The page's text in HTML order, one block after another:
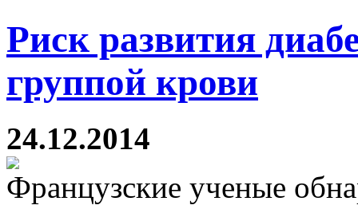
Риск развития
группой крови
24.12.2014
Французские ученые